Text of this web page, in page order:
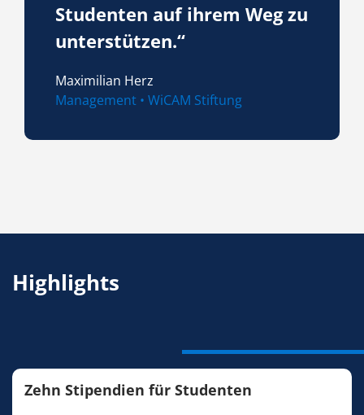
Studenten auf ihrem Weg zu
unterstützen.“
Maximilian Herz
Management • WiCAM Stiftung
Highlights
Zehn Stipendien für Studenten